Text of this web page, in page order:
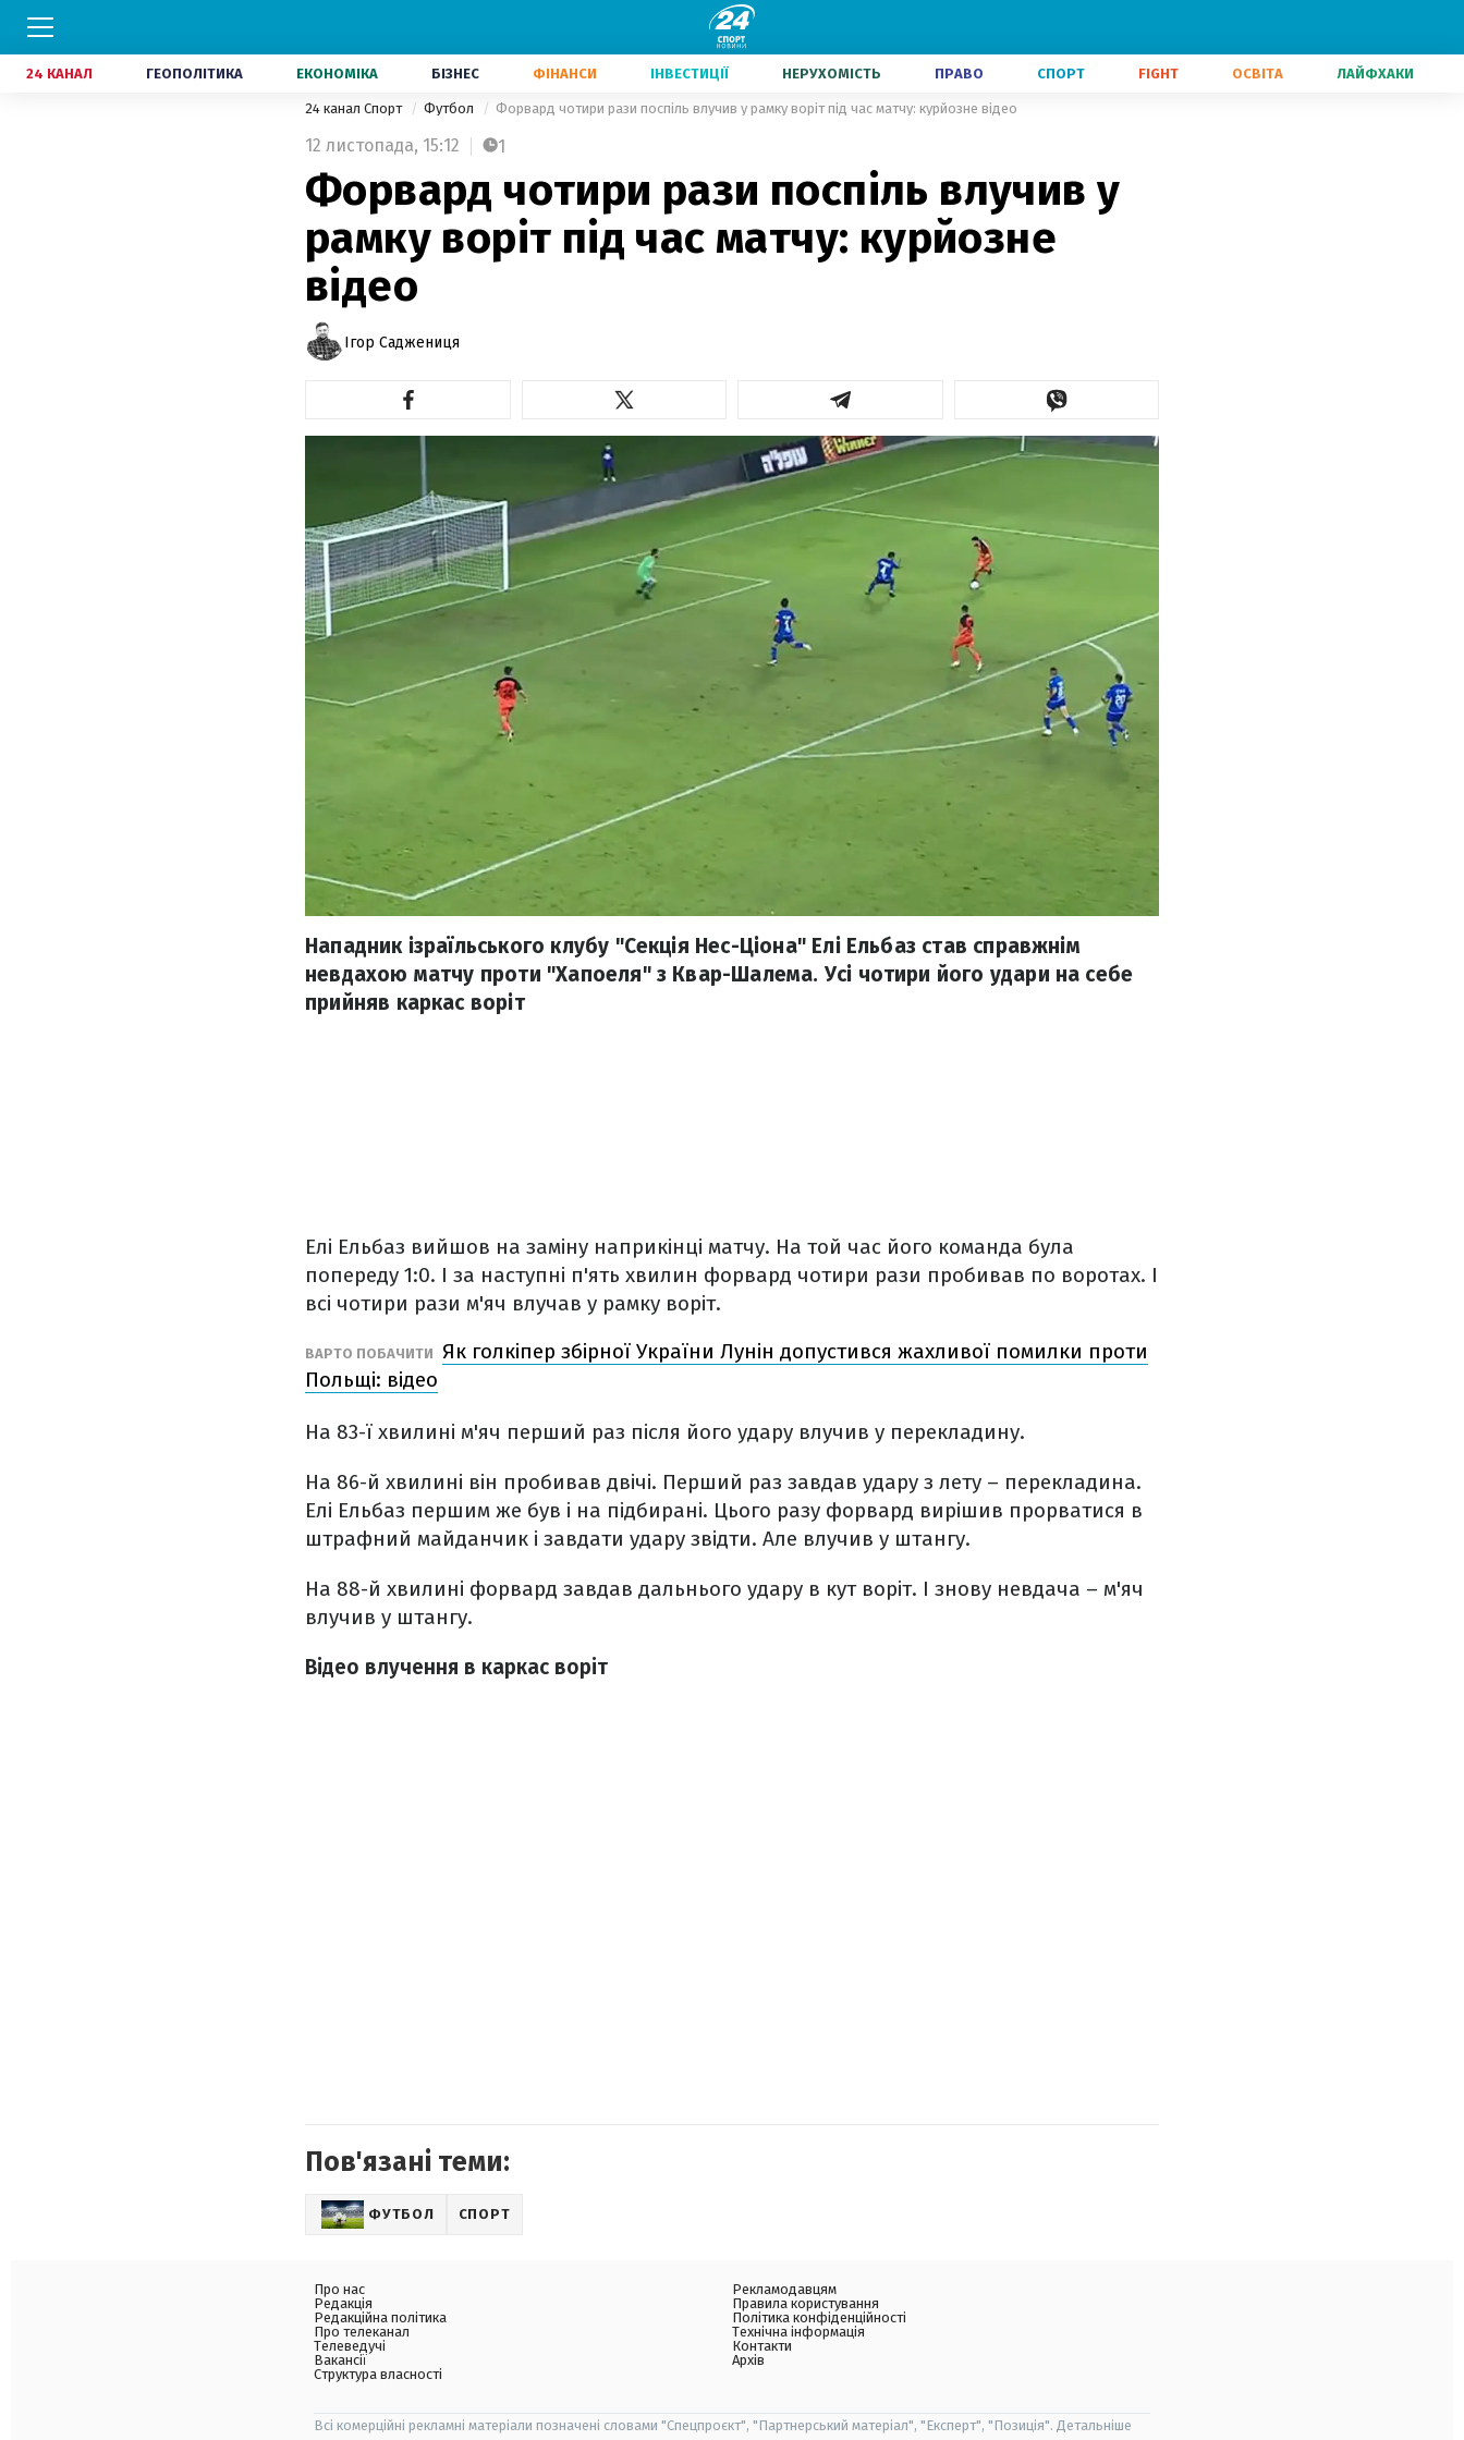
24 КАНАЛ ГЕОПОЛІТИКА ЕКОНОМІКА БІЗНЕС ФІНАНСИ ІНВЕСТИЦІЇ НЕРУХОМІСТЬ ПРАВО СПОРТ FIGHT ОСВІТА ЛАЙФХАКИ
24 канал Спорт Футбол Форвард чотири рази поспіль влучив у рамку воріт під час матчу: курйозне відео
12 листопада, 15:12 1
Форвард чотири рази поспіль влучив у
рамку воріт під час матчу: курйозне
відео
Ігор Саджениця
Нападник ізраїльського клубу "Секція Нес-Ціона" Елі Ельбаз став справжнім
невдахою матчу проти "Хапоеля" з Квар-Шалема. Усі чотири його удари на себе
прийняв каркас воріт
Елі Ельбаз вийшов на заміну наприкінці матчу. На той час його команда була
попереду 1:0. І за наступні п'ять хвилин форвард чотири рази пробивав по воротах. І
всі чотири рази м'яч влучав у рамку воріт.
ВАРТО ПОБАЧИТИ Як голкіпер збірної України Лунін допустився жахливої помилки проти
Польщі: відео
На 83-ї хвилині м'яч перший раз після його удару влучив у перекладину.
На 86-й хвилині він пробивав двічі. Перший раз завдав удару з лету – перекладина.
Елі Ельбаз першим же був і на підбирані. Цього разу форвард вирішив прорватися в
штрафний майданчик і завдати удару звідти. Але влучив у штангу.
На 88-й хвилині форвард завдав дальнього удару в кут воріт. І знову невдача – м'яч
влучив у штангу.
Відео влучення в каркас воріт
Пов'язані теми:
ФУТБОЛ СПОРТ
Про нас
Редакція
Редакційна політика
Про телеканал
Телеведучі
Вакансії
Структура власності
Рекламодавцям
Правила користування
Політика конфіденційності
Технічна інформація
Контакти
Архів
Всі комерційні рекламні матеріали позначені словами "Спецпроєкт", "Партнерський матеріал", "Експерт", "Позиція". Детальніше